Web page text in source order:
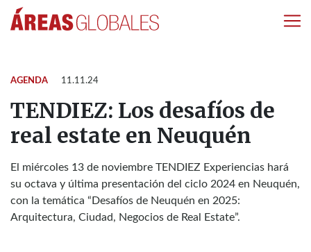
AGENDA 11.11.24
TENDIEZ: Los desafíos de
real estate en Neuquén
El miércoles 13 de noviembre TENDIEZ Experiencias hará
su octava y última presentación del ciclo 2024 en Neuquén,
con la temática “Desafíos de Neuquén en 2025:
Arquitectura, Ciudad, Negocios de Real Estate”.